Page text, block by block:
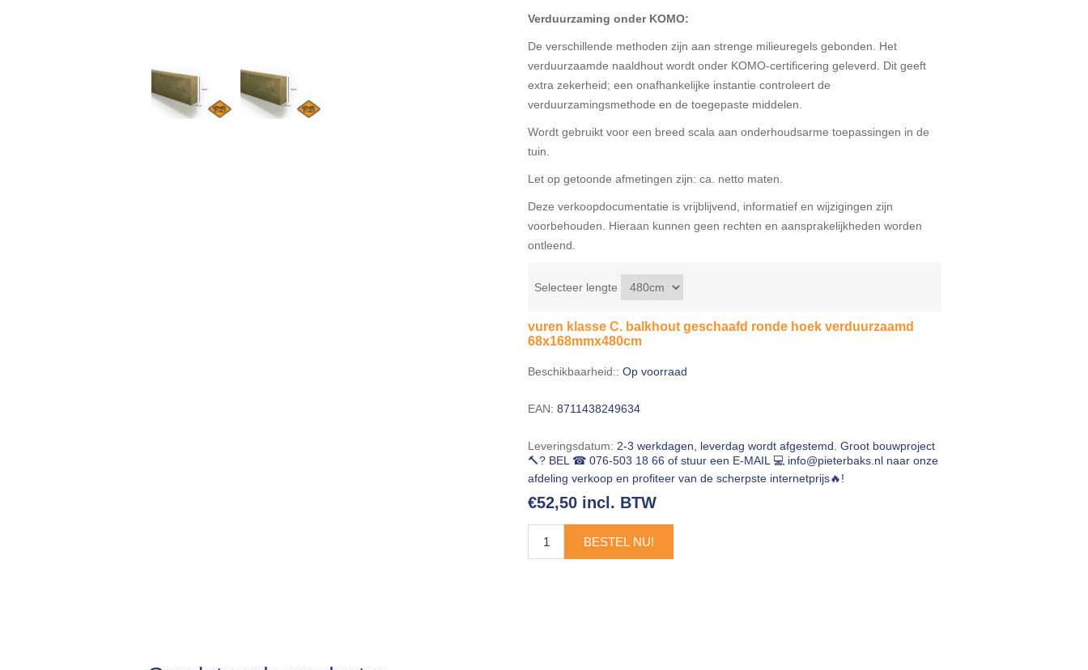
Verduurzaming onder KOMO:
De verschillende methoden zijn aan strenge milieuregels gebonden. Het
verduurzaamde naaldhout wordt onder KOMO-certificering geleverd. Dit geeft
extra zekerheid; een onafhankelijke instantie controleert de
verduurzamingsmethode en de toegepaste middelen.
Wordt gebruikt voor een breed scala aan onderhoudsarme toepassingen in de
tuin.
Let op getoonde afmetingen zijn: ca. netto maten.
Deze verkoopdocumentatie is vrijblijvend, informatief en wijzigingen zijn
voorbehouden. Hieraan kunnen geen rechten en aansprakelijkheden worden
ontleend.
Selecteer lengte
vuren klasse C. balkhout geschaafd ronde hoek verduurzaamd
68x168mmx480cm
Beschikbaarheid:: Op voorraad
EAN: 8711438249634
Leveringsdatum: 2-3 werkdagen, leverdag wordt afgestemd. Groot bouwproject
🔨? BEL ☎ 076-503 18 66 of stuur een E-MAIL 💻 info@pieterbaks.nl naar onze
afdeling verkoop en profiteer van de scherpste internetprijs🔥!
€52,50 incl. BTW
BESTEL NU!